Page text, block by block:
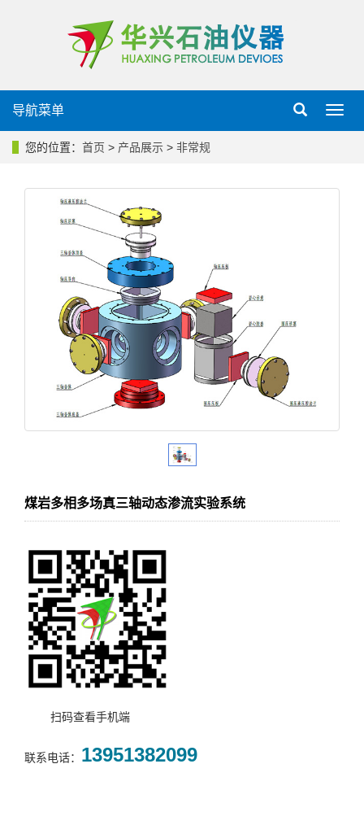
导
导航菜单
您的位置： 首页 > 产品展示 > 非常规
煤岩多相多场真三轴动态渗流实验系统
扫码查看手机端
联系电话： 13951382099